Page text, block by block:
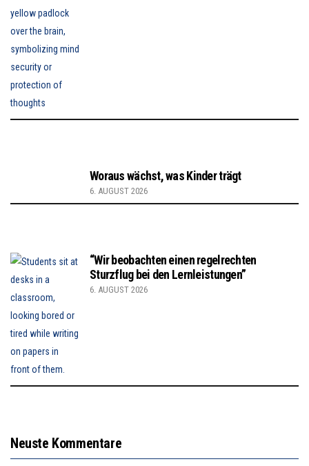
Woraus wächst, was Kinder trägt
6. AUGUST 2026
“Wir beobachten einen regelrechten
Sturzflug bei den Lernleistungen”
6. AUGUST 2026
Neuste Kommentare